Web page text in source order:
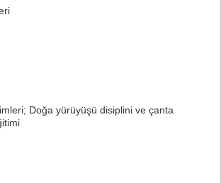
Doğa yürüyüşü disiplini ve çanta